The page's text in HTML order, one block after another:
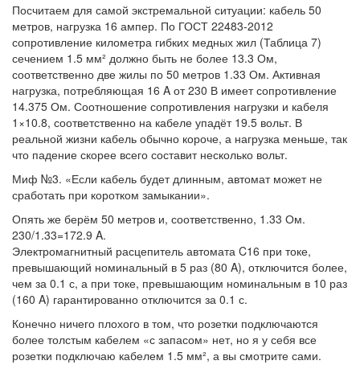
Посчитаем для самой экстремальной ситуации: кабель 50
метров, нагрузка 16 ампер. По ГОСТ 22483-2012
сопротивление километра гибких медных жил (Таблица 7)
сечением 1.5 мм² должно быть не более 13.3 Ом,
соответственно две жилы по 50 метров 1.33 Ом. Активная
нагрузка, потребляющая 16 A от 230 В имеет сопротивление
14.375 Ом. Соотношение сопротивления нагрузки и кабеля
1×10.8, соответственно на кабеле упадёт 19.5 вольт. В
реальной жизни кабель обычно короче, а нагрузка меньше, так
что падение скорее всего составит несколько вольт.
Миф №3. «Если кабель будет длинным, автомат может не
сработать при коротком замыкании».
Опять же берём 50 метров и, соответственно, 1.33 Ом.
230/1.33=172.9 A.
Электромагнитный расцепитель автомата C16 при токе,
превышающий номинальный в 5 раз (80 A), отключится более,
чем за 0.1 с, а при токе, превышающим номинальным в 10 раз
(160 A) гарантированно отключится за 0.1 с.
Конечно ничего плохого в том, что розетки подключаются
более толстым кабелем «с запасом» нет, но я у себя все
розетки подключаю кабелем 1.5 мм², а вы смотрите сами.